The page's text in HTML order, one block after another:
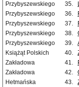
Przybyszewskiego
35.
Przybyszewskiego
36.
Przybyszewskiego
37.
Przybyszewskiego
38.
Przybyszewskiego
39.
Książąt Polskich
40.
Zakładowa
41.
Zakładowa
42.
Hetmańska
43.